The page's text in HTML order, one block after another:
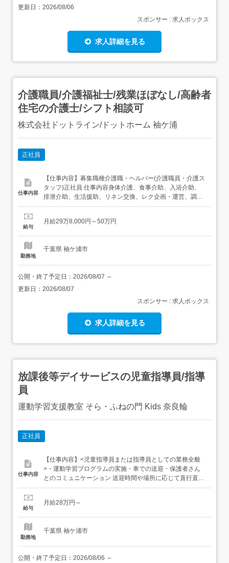
更新日： 2026/08/06
スポンサー : 求人ボックス
求人詳細を見る
介護職員/介護福祉士/残業ほぼなし/高齢者
住宅の介護士/シフト相談可
株式会社ドットライン/ドットホーム 袖ケ浦
正社員
仕事内容
【仕事内容】募集職種介護職・ヘルパー(介護職員・介護ス
タッフ)正社員 仕事内容身体介護、食事介助、入浴介助、
排泄介助、生活援助、リネン交換、レク企画・運営、調理
給与・手当<給与>月給298,000〜500,000円<基本給
額:30,000円職能手当:35,000円ソーシャルヒーロー手当:新
給与
月給29万8,000円～50万円
勤務地
千葉県 袖ケ浦市
公開・終了予定日： 2026/08/07 ～
更新日： 2026/08/07
スポンサー : 求人ボックス
求人詳細を見る
放課後等デイサービスの児童指導員/指導
員
運動学習支援教室 そら・ふねの門 Kids 奈良輪
正社員
仕事内容
【仕事内容】<児童指導員または指導員としての業務全般
>・運動学習プログラムの実施・車での送迎・保護者さん
とのコミュニケーション 送迎時間や場所に応じて直行直帰
OK従事すべき業務の変更範囲:法人の定める業務転勤なし
用資格(教員免許含む)・社会福祉主事<必須>・普通自動車
給与
月給28万円～
勤務地
千葉県 袖ケ浦市
公開・終了予定日： 2026/08/06 ～